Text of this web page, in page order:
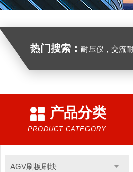
热门搜索： 耐压仪，交流
产品分类
PRODUCT CATEGORY
AGV刷板刷块